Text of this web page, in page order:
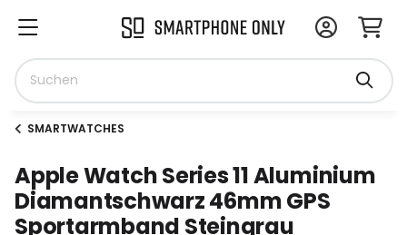
SMARTWATCHES
Apple Watch Series 11 Aluminium
Diamantschwarz 46mm GPS
Sportarmband Steingrau